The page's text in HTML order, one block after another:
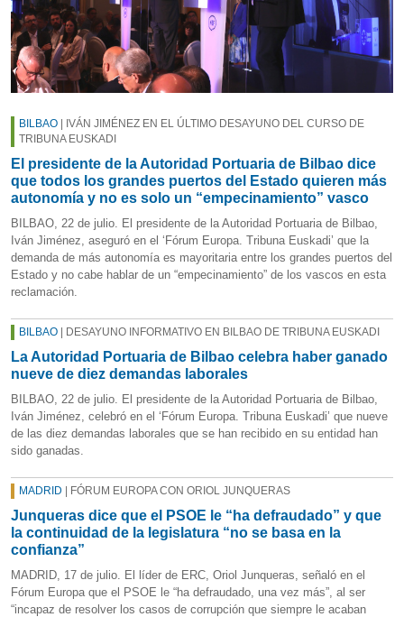
BILBAO | IVÁN JIMÉNEZ EN EL ÚLTIMO DESAYUNO DEL CURSO DE
TRIBUNA EUSKADI
El presidente de la Autoridad Portuaria de Bilbao dice
que todos los grandes puertos del Estado quieren más
autonomía y no es solo un “empecinamiento” vasco
BILBAO, 22 de julio. El presidente de la Autoridad Portuaria de Bilbao,
Iván Jiménez, aseguró en el ‘Fórum Europa. Tribuna Euskadi’ que la
demanda de más autonomía es mayoritaria entre los grandes puertos del
Estado y no cabe hablar de un “empecinamiento” de los vascos en esta
reclamación.
BILBAO | DESAYUNO INFORMATIVO EN BILBAO DE TRIBUNA EUSKADI
La Autoridad Portuaria de Bilbao celebra haber ganado
nueve de diez demandas laborales
BILBAO, 22 de julio. El presidente de la Autoridad Portuaria de Bilbao,
Iván Jiménez, celebró en el ‘Fórum Europa. Tribuna Euskadi’ que nueve
de las diez demandas laborales que se han recibido en su entidad han
sido ganadas.
MADRID | FÓRUM EUROPA CON ORIOL JUNQUERAS
Junqueras dice que el PSOE le “ha defraudado” y que
la continuidad de la legislatura “no se basa en la
confianza”
MADRID, 17 de julio. El líder de ERC, Oriol Junqueras, señaló en el
Fórum Europa que el PSOE le “ha defraudado, una vez más”, al ser
“incapaz de resolver los casos de corrupción que siempre le acaban